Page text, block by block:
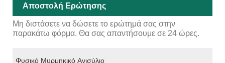
Αποστολή Ερώτησης
Μη διστάσετε να δώσετε το ερώτημά σας στην
παρακάτω φόρμα. Θα σας απαντήσουμε σε 24 ώρες.